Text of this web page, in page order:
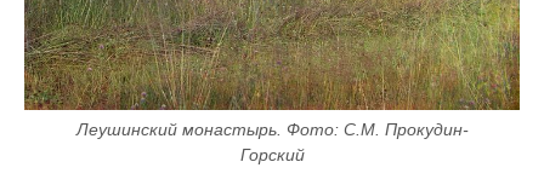
Леушинский монастырь. Фото: С.М. Прокудин-
Горский